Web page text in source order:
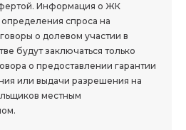
Информация о ЖК
спроса на
о долевом участии в
будут заключаться только
о предоставлении гарантии
или выдачи разрешения на
местным